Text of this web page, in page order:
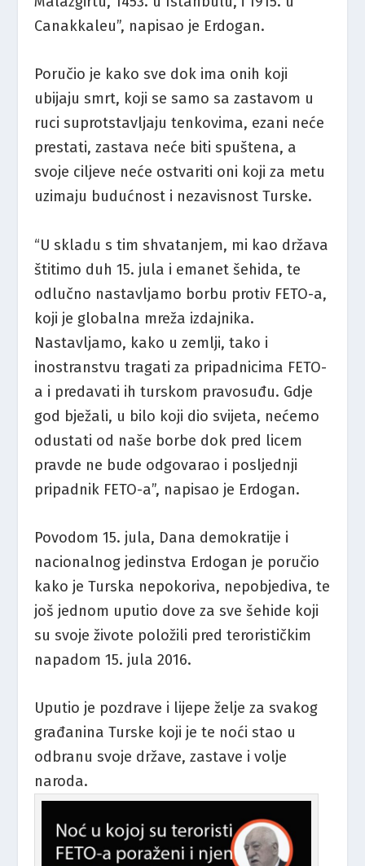
Canakkaleu”, napisao je Erdogan.
Poručio je kako sve dok ima onih koji
ubijaju smrt, koji se samo sa zastavom u
ruci suprotstavljaju tenkovima, ezani neće
prestati, zastava neće biti spuštena, a
svoje ciljeve neće ostvariti oni koji za metu
uzimaju budućnost i nezavisnost Turske.
“U skladu s tim shvatanjem, mi kao država
štitimo duh 15. jula i emanet šehida, te
odlučno nastavljamo borbu protiv FETO-a,
koji je globalna mreža izdajnika.
Nastavljamo, kako u zemlji, tako i
inostranstvu tragati za pripadnicima FETO-
a i predavati ih turskom pravosuđu. Gdje
god bježali, u bilo koji dio svijeta, nećemo
odustati od naše borbe dok pred licem
pravde ne bude odgovarao i posljednji
pripadnik FETO-a”, napisao je Erdogan.
Povodom 15. jula, Dana demokratije i
nacionalnog jedinstva Erdogan je poručio
kako je Turska nepokoriva, nepobjediva, te
još jednom uputio dove za sve šehide koji
su svoje živote položili pred terorističkim
napadom 15. jula 2016.
Uputio je pozdrave i lijepe želje za svakog
građanina Turske koji je te noći stao u
odbranu svoje države, zastave i volje
naroda.